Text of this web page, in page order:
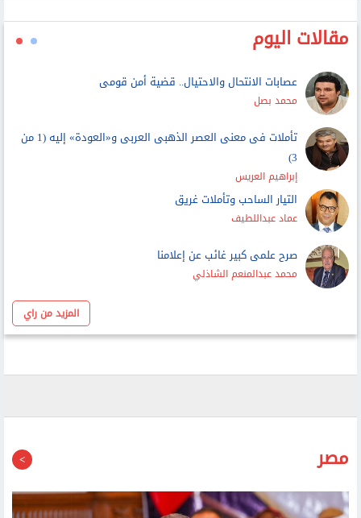
مقالات اليوم
محمد بصل
3)
إبراهيم العريس
التيار الساحب وتأملات غريق
عماد عبداللطيف
محمد عبدالمنعم الشاذلي
المزيد من راي